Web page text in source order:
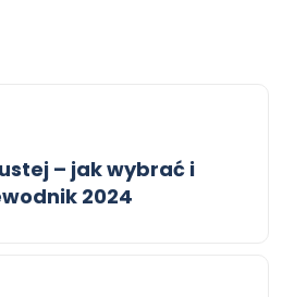
– jak wybrać i
2024